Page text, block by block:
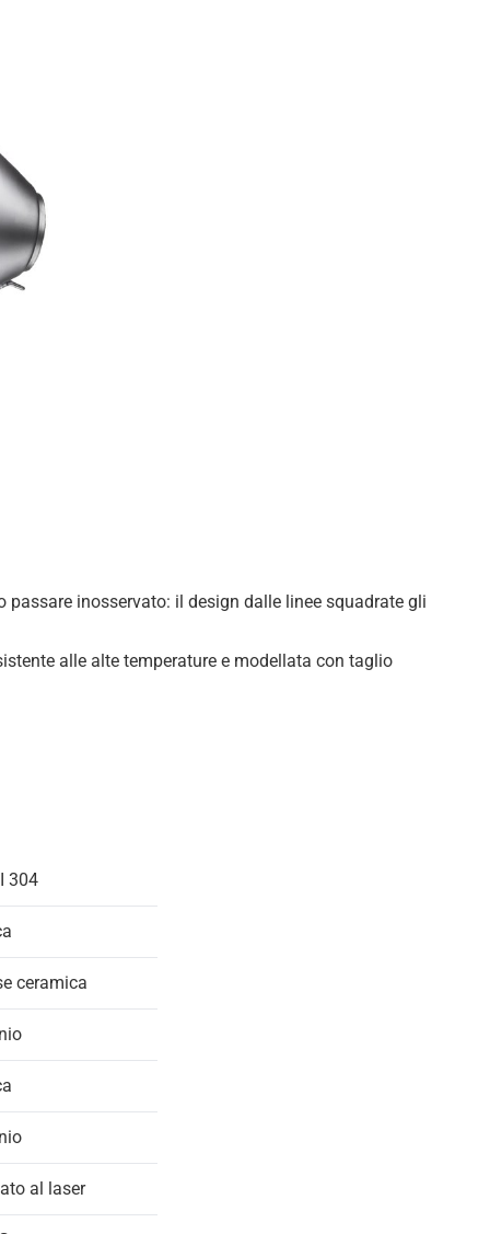
inosservato: il design dalle linee squadrate gli
alle alte temperature e modellata con taglio
304
ceramica
al laser